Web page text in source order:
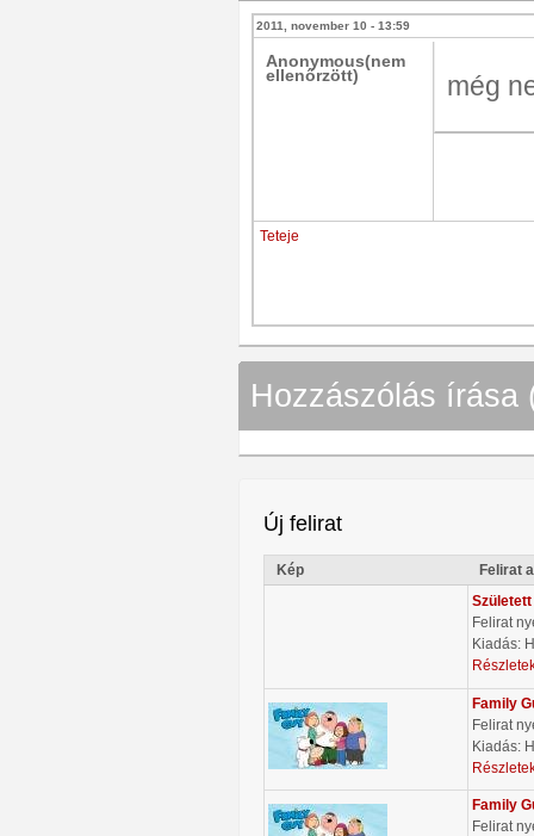
2011, november 10 - 13:59
Anonymous(nem
ellenőrzött) még
Teteje
Hozzászólás írása
Új felirat
Kép
Felirat
Felirat
Kiadás:
Family
Felirat
Kiadás:
Family
Felirat